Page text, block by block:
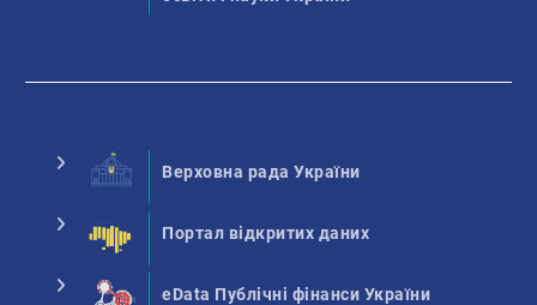
Верховна рада України
Портал відкритих даних
eData Публічні фінанси України